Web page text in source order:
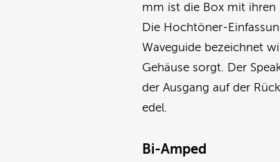
mm ist die Box mit ihren
Die Hochtöner-
Waveguide bezeichnet
Gehäuse sorgt. Der
der Ausgang auf der
edel.
Bi-Amped